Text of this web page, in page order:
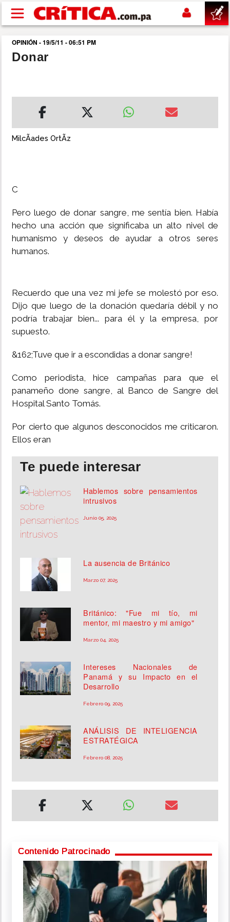
Pasar al contenido principal
buscar
POLÍTICA
DEPORTES
INSÓLITAS
IMPRESO
OPINIÓN - 19/5/11 - 06:51 PM
Donar
MilcÃ­ades OrtÃ­z
C
Pero luego de donar sangre, me sentía bien. Había
hecho una acción que significaba un alto nivel de
humanismo y deseos de ayudar a otros seres
humanos.
Recuerdo que una vez mi jefe se molestó por eso.
Dijo que luego de la donación quedaría débil y no
podría trabajar bien... para él y la empresa, por
supuesto.
&162;Tuve que ir a escondidas a donar sangre!
Como periodista, hice campañas para que el
panameño done sangre, al Banco de Sangre del
Hospital Santo Tomás.
Por cierto que algunos desconocidos me criticaron.
Ellos eran
Te puede interesar
Hablemos sobre pensamientos
intrusivos
Junio 05, 2025
La ausencia de Británico
Marzo 07, 2025
Británico: "Fue mi tío, mi
mentor, mi maestro y mi amigo"
Marzo 04, 2025
Intereses Nacionales de
Panamá y su Impacto en el
Desarrollo
Febrero 09, 2025
ANÁLISIS DE INTELIGENCIA
ESTRATÉGICA
Febrero 08, 2025
Contenido Patrocinado